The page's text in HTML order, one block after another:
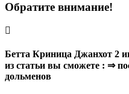
Обратите внимание!
Бетта Криница Джанхот 2
из статьи вы сможете : ⇒
дольменов